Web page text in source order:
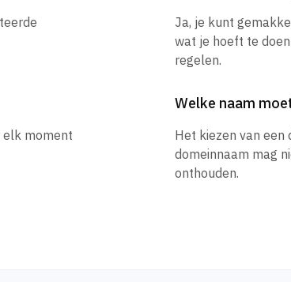
Ja, je kunt
wat je hoeft te
regelen.
elk moment
Welke naam
Het kiezen van een
domeinnaam mag
onthouden.